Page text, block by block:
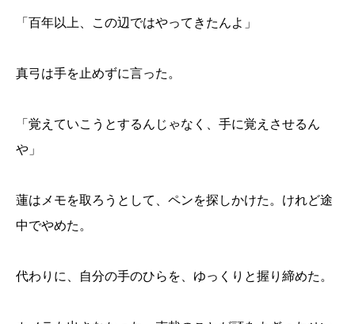
「百年以上、この辺ではやってきたんよ」
真弓は手を止めずに言った。
「覚えていこうとするんじゃなく、手に覚えさせるん
や」
蓮はメモを取ろうとして、ペンを探しかけた。けれど途
中でやめた。
代わりに、自分の手のひらを、ゆっくりと握り締めた。